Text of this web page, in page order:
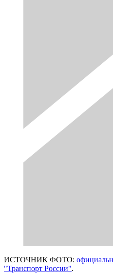
ИСТОЧНИК ФОТО:
"Транспорт России".